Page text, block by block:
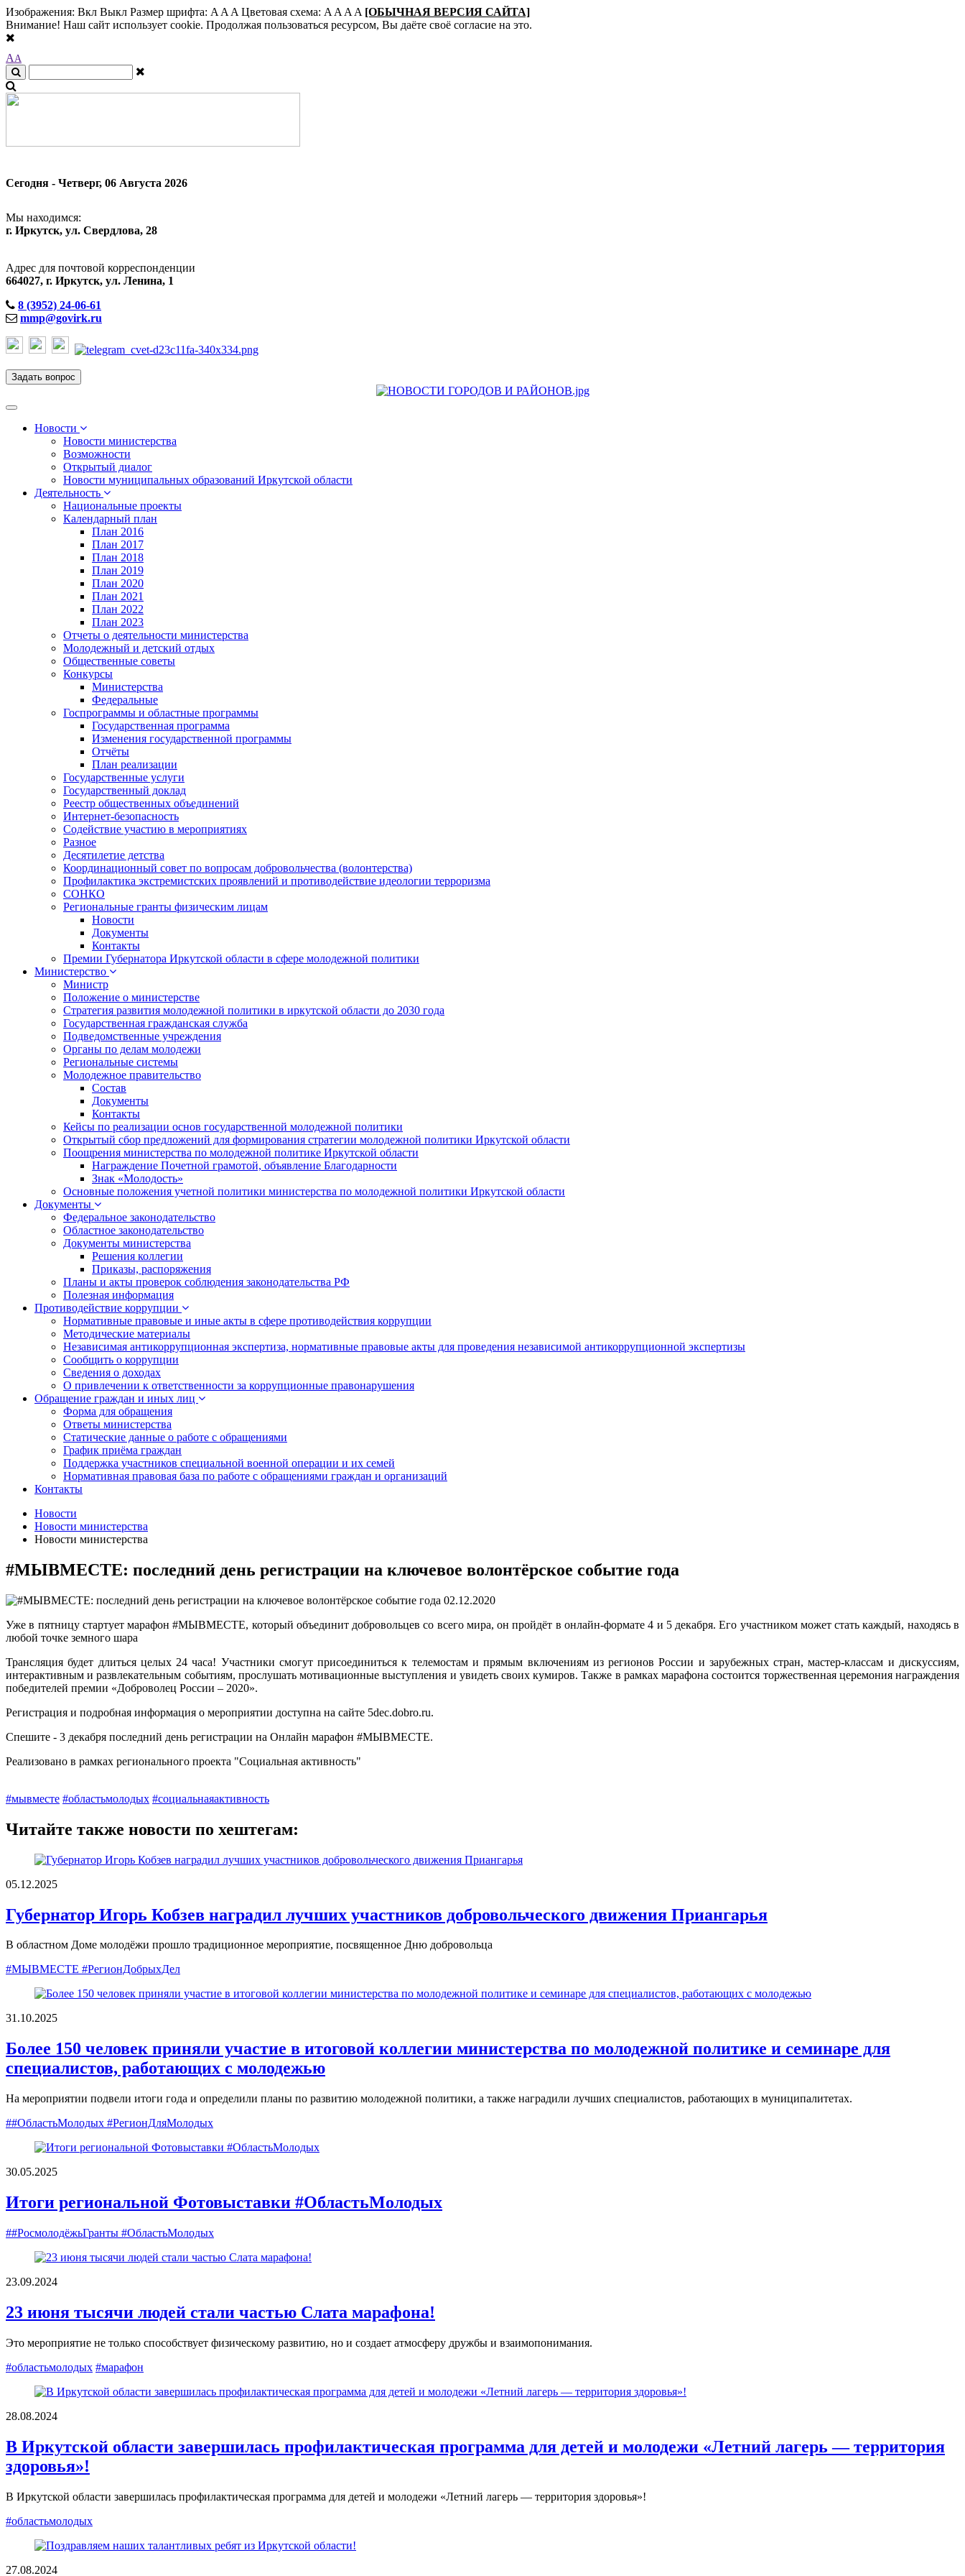
Изображения: Вкл Выкл Размер шрифта: A A A Цветовая схема: A A A A [ОБЫЧНАЯ ВЕРСИЯ САЙТА]
Внимание! Наш сайт использует cookie. Продолжая пользоваться ресурсом, Вы даёте своё согласие на это.
AA
Сегодня - Четверг, 06 Августа 2026
Мы находимся:
г. Иркутск, ул. Свердлова, 28
Адрес для почтовой корреспонденции
664027, г. Иркутск, ул. Ленина, 1
8 (3952) 24-06-61
mmp@govirk.ru
Задать вопрос
Toggle
navigationНовости
Новости министерства
Возможности
Открытый диалог
Новости муниципальных образований Иркутской области
Деятельность
Национальные проекты
Календарный план
План 2016
План 2017
План 2018
План 2019
План 2020
План 2021
План 2022
План 2023
Отчеты о деятельности министерства
Молодежный и детский отдых
Общественные советы
Конкурсы
Министерства
Федеральные
Госпрограммы и областные программы
Государственная программа
Изменения государственной программы
Отчёты
План реализации
Государственные услуги
Государственный доклад
Реестр общественных объединений
Интернет-безопасность
Содействие участию в мероприятиях
Разное
Десятилетие детства
Координационный совет по вопросам добровольчества (волонтерства)
Профилактика экстремистских проявлений и противодействие идеологии терроризма
СОНКО
Региональные гранты физическим лицам
Новости
Документы
Контакты
Премии Губернатора Иркутской области в сфере молодежной политики
Министерство
Министр
Положение о министерстве
Стратегия развития молодежной политики в иркутской области до 2030 года
Государственная гражданская служба
Подведомственные учреждения
Органы по делам молодежи
Региональные системы
Молодежное правительство
Состав
Документы
Контакты
Кейсы по реализации основ государственной молодежной политики
Открытый сбор предложений для формирования стратегии молодежной политики Иркутской области
Поощрения министерства по молодежной политике Иркутской области
Награждение Почетной грамотой, объявление Благодарности
Знак «Молодость»
Основные положения учетной политики министерства по молодежной политики Иркутской области
Документы
Федеральное законодательство
Областное законодательство
Документы министерства
Решения коллегии
Приказы, распоряжения
Планы и акты проверок соблюдения законодательства РФ
Полезная информация
Противодействие коррупции
Нормативные правовые и иные акты в сфере противодействия коррупции
Методические материалы
Независимая антикоррупционная экспертиза, нормативные правовые акты для проведения независимой антикоррупционной экспертизы
Сообщить о коррупции
Сведения о доходах
О привлечении к ответственности за коррупционные правонарушения
Обращение граждан и иных лиц
Форма для обращения
Ответы министерства
Статические данные о работе с обращениями
График приёма граждан
Поддержка участников специальной военной операции и их семей
Нормативная правовая база по работе с обращениями граждан и организаций
Контакты
Новости
Новости министерства
Новости министерства
#МЫВМЕСТЕ: последний день регистрации на ключевое волонтёрское событие года
02.12.2020
Уже в пятницу стартует марафон #МЫВМЕСТЕ, который объединит добровольцев со всего мира, он пройдёт в онлайн-формате 4 и 5 декабря. Его участником может стать каждый, находясь в
любой точке земного шара
Трансляция будет длиться целых 24 часа! Участники смогут присоединиться к телемостам и прямым включениям из регионов России и зарубежных стран, мастер-классам и дискуссиям,
интерактивным и развлекательным событиям, прослушать мотивационные выступления и увидеть своих кумиров. Также в рамках марафона состоится торжественная церемония награждения
победителей премии «Доброволец России – 2020».
Регистрация и подробная информация о мероприятии доступна на сайте 5dec.dobro.ru.
Спешите - 3 декабря последний день регистрации на Онлайн марафон #МЫВМЕСТЕ.
Реализовано в рамках регионального проекта "Социальная активность"
#мывместе #областьмолодых #социальнаяактивность
Читайте также новости по хештегам:
05.12.2025
Губернатор Игорь Кобзев наградил лучших участников добровольческого движения Приангарья
В областном Доме молодёжи прошло традиционное мероприятие, посвященное Дню добровольца
#МЫВМЕСТЕ #РегионДобрыхДел
31.10.2025
Более 150 человек приняли участие в итоговой коллегии министерства по молодежной политике и семинаре для
специалистов, работающих с молодежью
На мероприятии подвели итоги года и определили планы по развитию молодежной политики, а также наградили лучших специалистов, работающих в муниципалитетах.
##ОбластьМолодых #РегионДляМолодых
30.05.2025
Итоги региональной Фотовыставки #ОбластьМолодых
##РосмолодёжьГранты #ОбластьМолодых
23.09.2024
23 июня тысячи людей стали частью Слата марафона!
Это мероприятие не только способствует физическому развитию, но и создает атмосферу дружбы и взаимопонимания.
#областьмолодых #марафон
28.08.2024
В Иркутской области завершилась профилактическая программа для детей и молодежи «Летний лагерь — территория
здоровья»!
В Иркутской области завершилась профилактическая программа для детей и молодежи «Летний лагерь — территория здоровья»!
#областьмолодых
27.08.2024